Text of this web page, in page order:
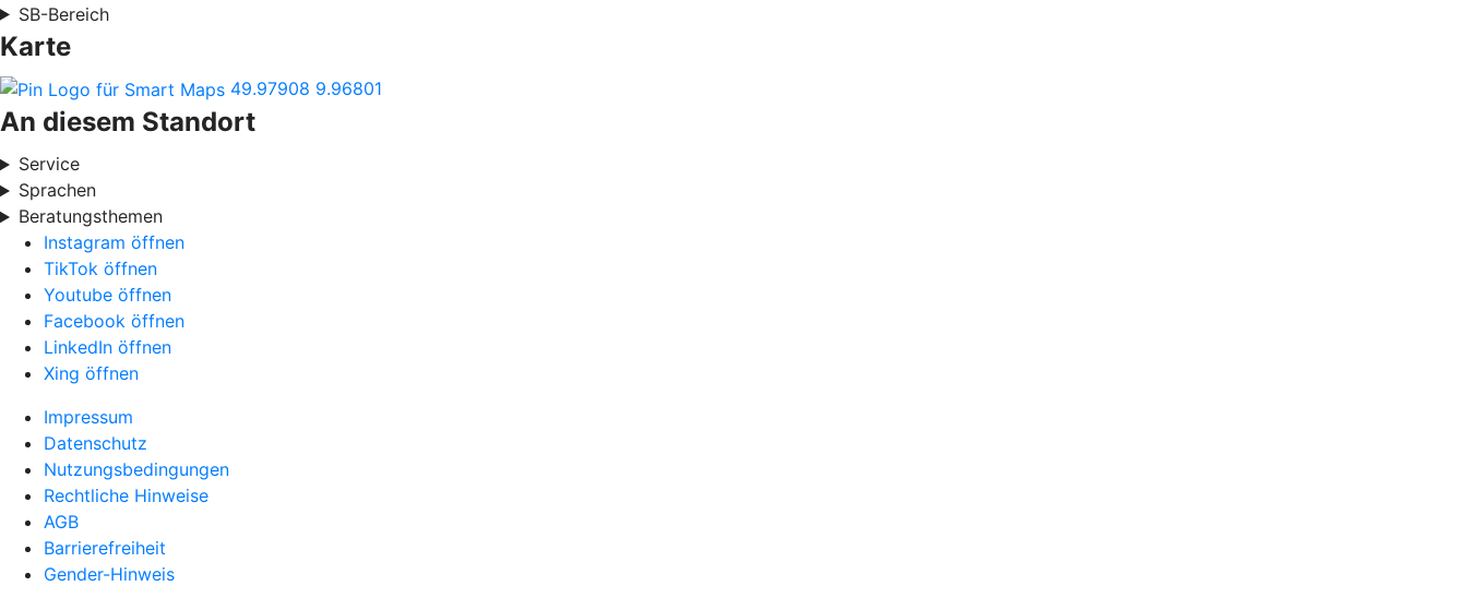
SB-Bereich
Karte
49.97908 9.96801
An diesem Standort
Service
Sprachen
Beratungsthemen
Instagram öffnen
TikTok öffnen
Youtube öffnen
Facebook öffnen
LinkedIn öffnen
Xing öffnen
Impressum
Datenschutz
Nutzungsbedingungen
Rechtliche Hinweise
AGB
Barrierefreiheit
Gender-Hinweis